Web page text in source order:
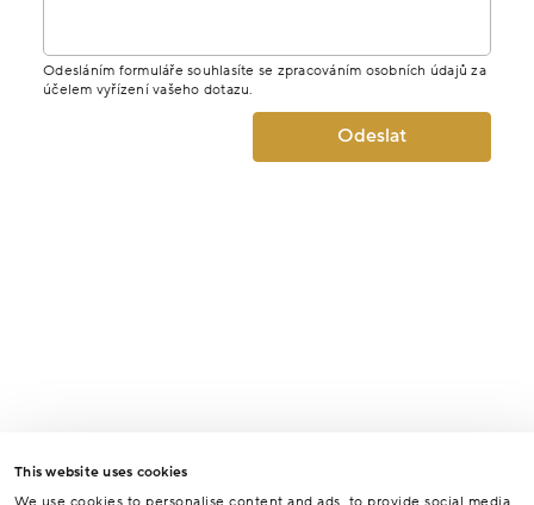
This website uses cookies
Odesláním formuláře souhlasíte se zpracováním osobních údajů za
účelem vyřízení vašeho dotazu.
Odeslat